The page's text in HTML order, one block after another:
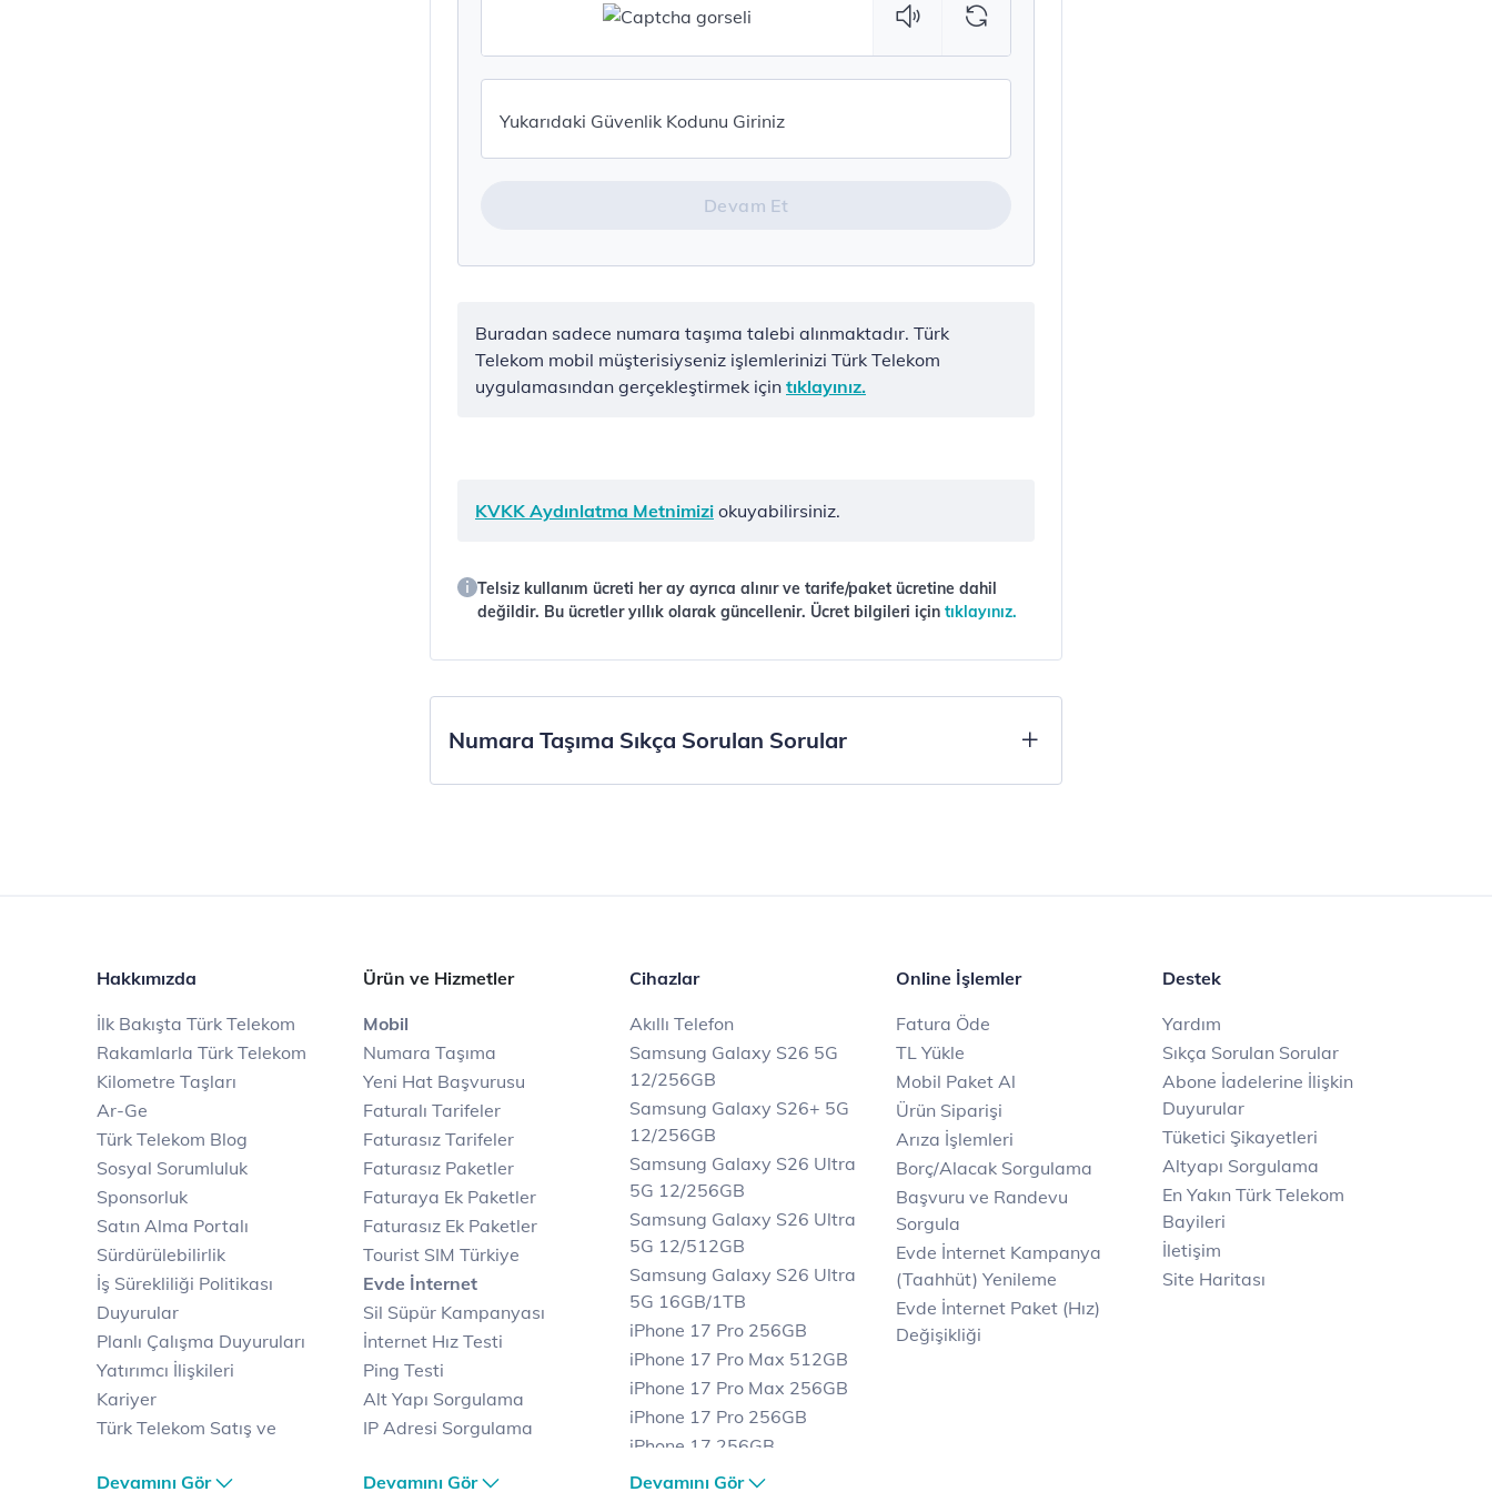
Devam Et
Buradan sadece numara taşıma talebi alınmaktadır. Türk
Telekom mobil müşterisiyseniz işlemlerinizi Türk Telekom
uygulamasından gerçekleştirmek için tıklayınız.
KVKK Aydınlatma Metnimizi okuyabilirsiniz.
Telsiz kullanım ücreti her ay ayrıca alınır ve tarife/paket ücretine dahil
değildir. Bu ücretler yıllık olarak güncellenir. Ücret bilgileri için tıklayınız.
Numara Taşıma Sıkça Sorulan Sorular
Hakkımızda
İlk Bakışta Türk Telekom
Rakamlarla Türk Telekom
Kilometre Taşları
Ar-Ge
Türk Telekom Blog
Sosyal Sorumluluk
Sponsorluk
Satın Alma Portalı
Sürdürülebilirlik
İş Sürekliliği Politikası
Duyurular
Planlı Çalışma Duyuruları
Yatırımcı İlişkileri
Kariyer
Türk Telekom Satış ve
Türk Telekom Finansal
Devamını Gör
Ürün ve Hizmetler
Mobil
Numara Taşıma
Yeni Hat Başvurusu
Faturalı Tarifeler
Faturasız Tarifeler
Faturasız Paketler
Faturaya Ek Paketler
Faturasız Ek Paketler
Tourist SIM Türkiye
Evde İnternet
Sil Süpür Kampanyası
İnternet Hız Testi
Ping Testi
Alt Yapı Sorgulama
IP Adresi Sorgulama
Avantajlı İnternet
Devamını Gör
Cihazlar
Akıllı Telefon
Samsung Galaxy S26 5G
12/256GB
Samsung Galaxy S26+ 5G
12/256GB
Samsung Galaxy S26 Ultra
5G 12/256GB
Samsung Galaxy S26 Ultra
5G 12/512GB
Samsung Galaxy S26 Ultra
5G 16GB/1TB
iPhone 17 Pro 256GB
iPhone 17 Pro Max 512GB
iPhone 17 Pro Max 256GB
iPhone 17 Pro 256GB
iPhone 17 256GB
iPhone 17 Air 256GB
Devamını Gör
Online İşlemler
Fatura Öde
TL Yükle
Mobil Paket Al
Ürün Siparişi
Arıza İşlemleri
Borç/Alacak Sorgulama
Başvuru ve Randevu
Sorgula
Evde İnternet Kampanya
(Taahhüt) Yenileme
Evde İnternet Paket (Hız)
Değişikliği
Destek
Yardım
Sıkça Sorulan Sorular
Abone İadelerine İlişkin
Duyurular
Tüketici Şikayetleri
Altyapı Sorgulama
En Yakın Türk Telekom
Bayileri
İletişim
Site Haritası